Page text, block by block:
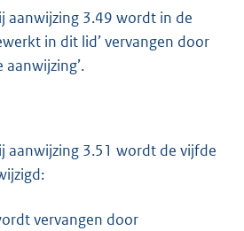
aanwijzing 3.49 wordt in de
in dit lid’ vervangen door
aanwijzing’.
aanwijzing 3.51 wordt de vijfde
vervangen door